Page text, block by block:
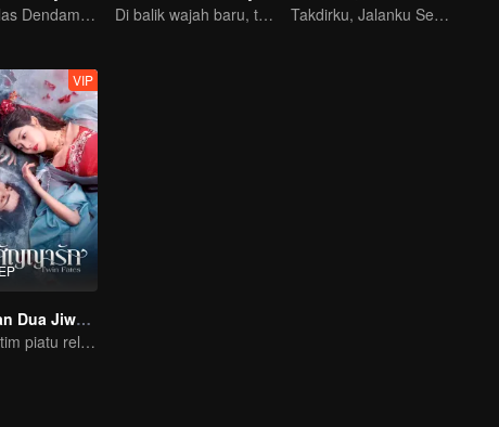
Demi Balas Dendam, Ia Naik Takhta Sebagai Selir!
Di balik wajah baru, tersembunyi luka lama dan tekad balas dendam.
Takdirku, Jalanku Sendiri
VIP
Perjanjian Dua Jiwa (Thai. Ver.)
Gadis yatim piatu rela menyerahkan dirinya untuk mengikat diri dengan Siluman Buas?